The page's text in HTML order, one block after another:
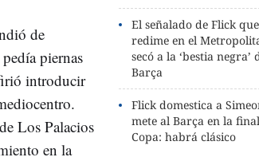
El señalado de Flick
redime en el
secó a la ‘bestia negra’
Barça
Flick domestica a
mete al Barça en la
Copa: habrá clásico
de
piernas
introducir
Los Palacios
en la